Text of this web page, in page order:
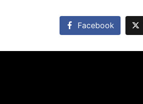
Facebook